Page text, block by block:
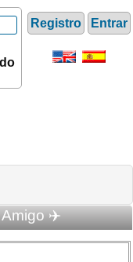
Registro Entrar
Amigo ✈️